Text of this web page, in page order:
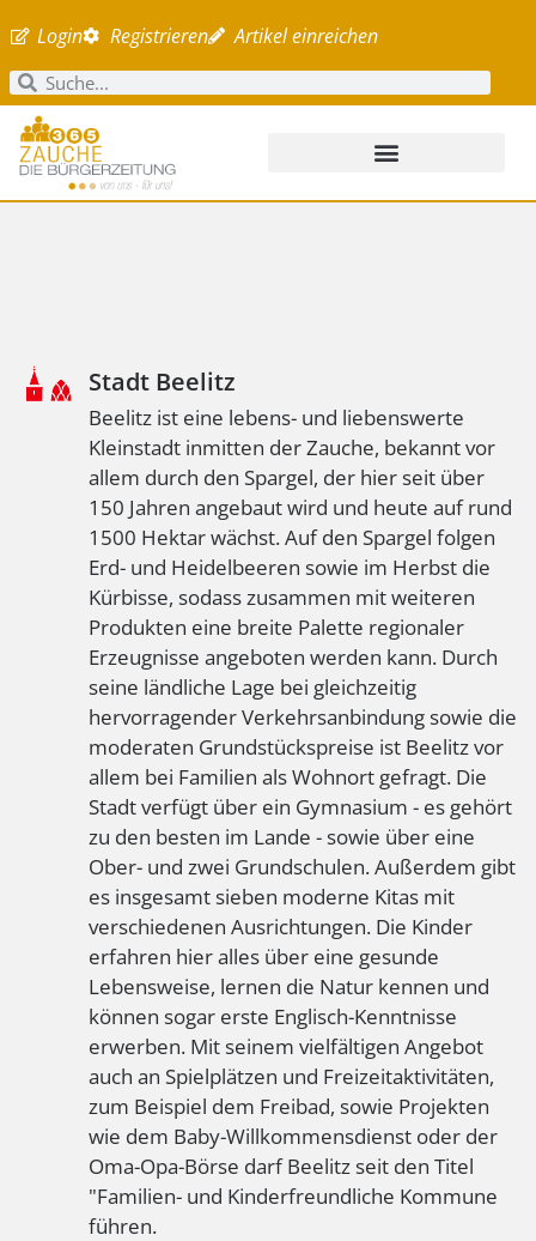
Login Registrieren Artikel einreichen
Stadt Beelitz
Beelitz ist eine lebens- und liebenswerte
Kleinstadt inmitten der Zauche, bekannt vor
allem durch den Spargel, der hier seit über
150 Jahren angebaut wird und heute auf rund
1500 Hektar wächst. Auf den Spargel folgen
Erd- und Heidelbeeren sowie im Herbst die
Kürbisse, sodass zusammen mit weiteren
Produkten eine breite Palette regionaler
Erzeugnisse angeboten werden kann. Durch
seine ländliche Lage bei gleichzeitig
hervorragender Verkehrsanbindung sowie die
moderaten Grundstückspreise ist Beelitz vor
allem bei Familien als Wohnort gefragt. Die
Stadt verfügt über ein Gymnasium - es gehört
zu den besten im Lande - sowie über eine
Ober- und zwei Grundschulen. Außerdem gibt
es insgesamt sieben moderne Kitas mit
verschiedenen Ausrichtungen. Die Kinder
erfahren hier alles über eine gesunde
Lebensweise, lernen die Natur kennen und
können sogar erste Englisch-Kenntnisse
erwerben. Mit seinem vielfältigen Angebot
auch an Spielplätzen und Freizeitaktivitäten,
zum Beispiel dem Freibad, sowie Projekten
wie dem Baby-Willkommensdienst oder der
Oma-Opa-Börse darf Beelitz seit den Titel
"Familien- und Kinderfreundliche Kommune
führen.